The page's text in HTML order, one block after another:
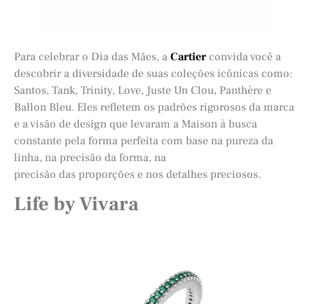
Para celebrar o Dia das Mães, a Cartier convida você a
descobrir a diversidade de suas coleções icônicas como:
Santos, Tank, Trinity, Love, Juste Un Clou, Panthère e
Ballon Bleu. Eles refletem os padrões rigorosos da marca
e a visão de design que levaram a Maison à busca
constante pela forma perfeita com base na pureza da
linha, na precisão da forma, na
precisão das proporções e nos detalhes preciosos.
Life by Vivara